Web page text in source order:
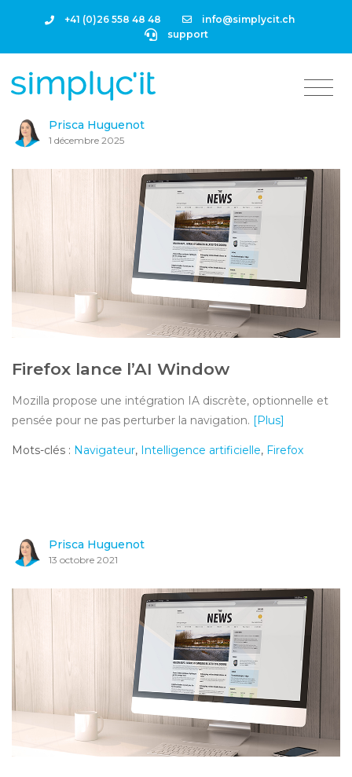
+41 (0)26 558 48 48
info@simplycit.ch
support
Prisca Huguenot
1 décembre 2025
Firefox lance l’AI Window
Mozilla propose une intégration IA discrète, optionnelle et
pensée pour ne pas perturber la navigation. [Plus]
Mots-clés : Navigateur, Intelligence artificielle, Firefox
Prisca Huguenot
13 octobre 2021